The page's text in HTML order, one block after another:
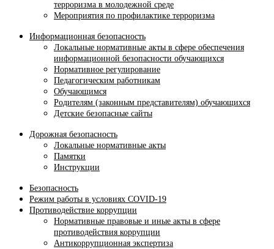
терроризма в молодежной среде
Мероприятия по профилактике терроризма
Информационная безопасность
Локальные нормативные акты в сфере обеспечения
информационной безопасности обучающихся
Нормативное регулирование
Педагогическим работникам
Обучающимся
Родителям (законным представителям) обучающихся
Детские безопасные сайты
Дорожная безопасность
Локальные нормативные акты
Памятки
Инструкции
Безопасность
Режим работы в условиях COVID-19
Противодействие коррупции
Нормативные правовые и иные акты в сфере
противодействия коррупции
Антикоррупционная экспертиза